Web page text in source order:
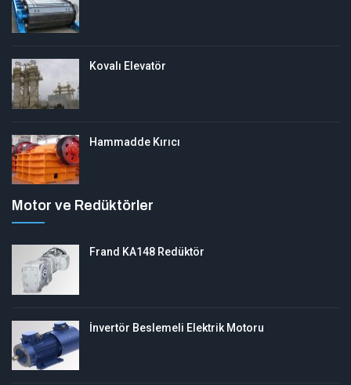
Kovalı Elevatör
Hammadde Kırıcı
Motor ve Redüktörler
Frand KA148 Redüktör
İnvertör Beslemeli Elektrik Motoru